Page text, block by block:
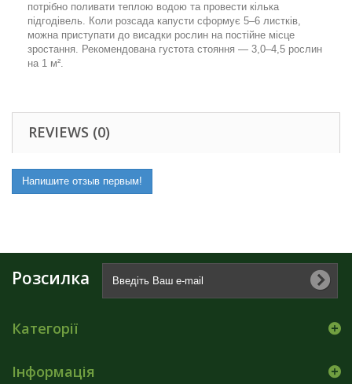
потрібно поливати теплою водою та провести кілька
підгодівель. Коли розсада капусти сформує 5–6 листків,
можна приступати до висадки рослин на постійне місце
зростання. Рекомендована густота стояння — 3,0–4,5 рослин
на 1 м².
REVIEWS (0)
Напишите отзыв первым!
Розсилка
Категорії
Інформація